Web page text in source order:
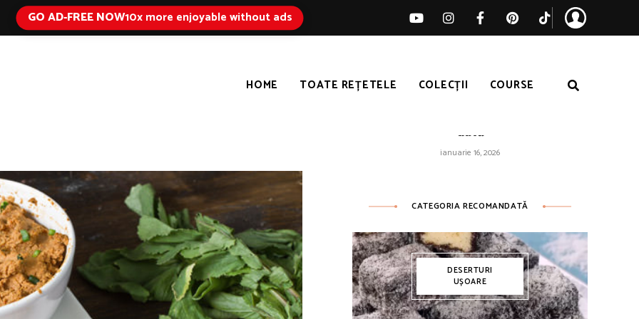
GO AD-FREE NOW10x more enjoyable without ads
HOME TOATE REȚETELE COLECȚII COURSE
dată
ianuarie 16, 2026
CATEGORIA RECOMANDATĂ
DESERTURI
UȘOARE